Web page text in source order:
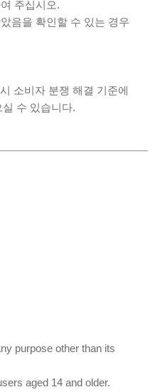
주십시오.
음을 확인할 수 있는 경우
소비자 분쟁 해결 기준에
수 있습니다.
purpose other than its
aged 14 and older.